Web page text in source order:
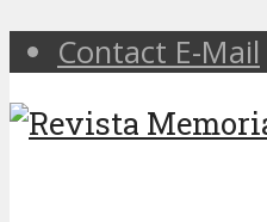
Contact E-Mail